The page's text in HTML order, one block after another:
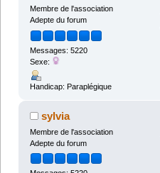
Membre de l'association
Adepte du forum
Messages: 5220
Sexe:
Handicap: Paraplégique
sylvia
Membre de l'association
Adepte du forum